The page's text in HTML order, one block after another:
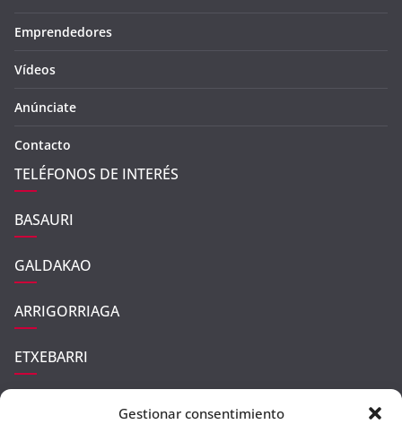
Gestionar consentimiento
Emprendedores
Vídeos
Anúnciate
Contacto
TELÉFONOS DE INTERÉS
BASAURI
GALDAKAO
ARRIGORRIAGA
ETXEBARRI